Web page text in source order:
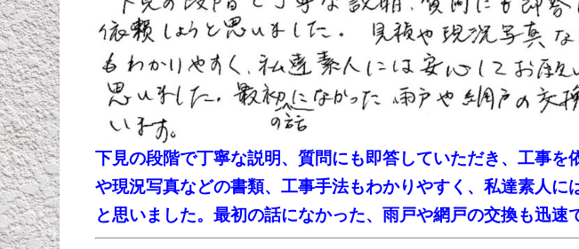
下見の段階で丁寧な説明、質問にも即答していただき、工事を
や現況写真などの書類、工事手法もわかりやすく、私達素人に
と思いました。最初の話になかった、雨戸や網戸の交換も迅速